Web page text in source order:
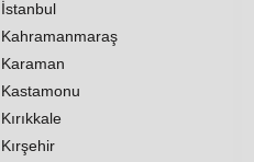
İstanbul
Kahramanmaraş
Karaman
Kastamonu
Kırıkkale
Kırşehir